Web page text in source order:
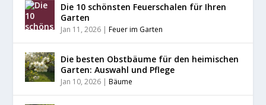
Die 10 schönsten Feuerschalen für Ihren
Garten
Jan 11, 2026 |Feuer im Garten
Die besten Obstbäume für den heimischen
Garten: Auswahl und Pflege
Jan 10, 2026 |Bäume